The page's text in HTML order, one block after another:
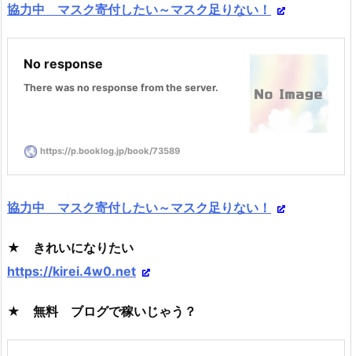
協力中 マスク寄付したい～マスク足りない！
No response
There was no response from the server.
https://p.booklog.jp/book/73589
協力中 マスク寄付したい～マスク足りない！
★ きれいになりたい
https://kirei.4w0.net
★ 無料 ブログで稼いじゃう？